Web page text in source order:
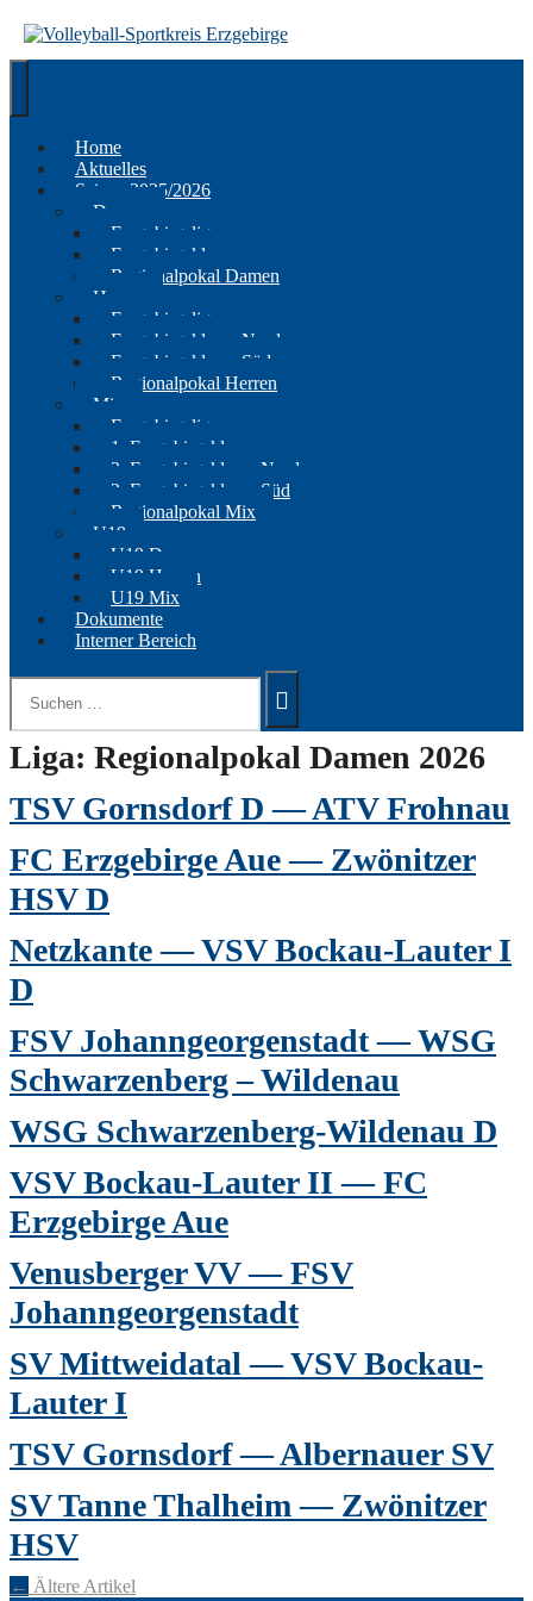
zum
Inhalt
Home
Aktuelles
Saison 2025/2026
Damen
Erzgebirgsliga
Erzgebirgsklasse
Regionalpokal Damen
Herren
Erzgebirgsliga
Erzgebirgsklasse Nord
Erzgebirgsklasse Süd
Regionalpokal Herren
Mix
Erzgebirgsliga
1. Erzgebirgsklasse
2. Erzgebirgsklasse Nord
2. Erzgebirgsklasse Süd
Regionalpokal Mix
U19
U19 Damen
U19 Herren
U19 Mix
Dokumente
Interner Bereich
Suchen
nach:
Liga: Regionalpokal Damen 2026
TSV Gornsdorf D — ATV Frohnau
FC Erzgebirge Aue — Zwönitzer
HSV D
Netzkante — VSV Bockau-Lauter I
D
FSV Johanngeorgenstadt — WSG
Schwarzenberg – Wildenau
WSG Schwarzenberg-Wildenau D
VSV Bockau-Lauter II — FC
Erzgebirge Aue
Venusberger VV — FSV
Johanngeorgenstadt
SV Mittweidatal — VSV Bockau-
Lauter I
TSV Gornsdorf — Albernauer SV
SV Tanne Thalheim — Zwönitzer
HSV
← Ältere Artikel